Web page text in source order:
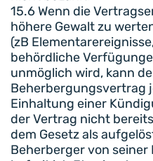
15.6 Wenn die
höhere Gewalt zu
(zB
behördliche
unmöglich wird, kann
Beherbergungsvertrag
Einhaltung einer
der Vertrag nicht
dem Gesetz als
Beherberger von